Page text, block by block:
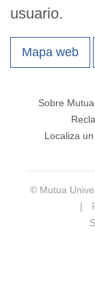
usuario.
Mapa web
Sobre
Localiza
© Mutua
|